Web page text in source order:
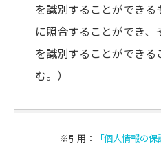
を識別することができる
に照合することができ、
を識別することができる
む。）
※引用： 「個人情報の